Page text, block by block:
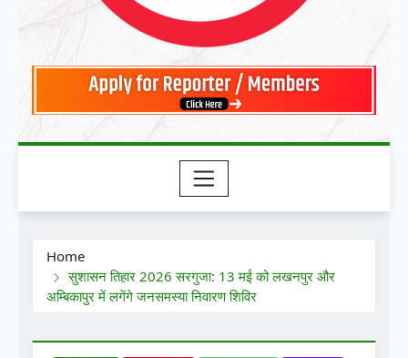
Home
सुशासन तिहार 2026 सरगुजा: 13 मई को लखनपुर और
अम्बिकापुर में लगेंगे जनसमस्या निवारण शिविर